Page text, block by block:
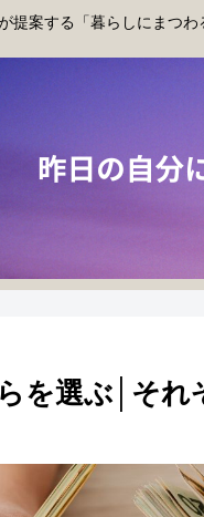
提案する「暮らしにまつ
を選ぶ│それ